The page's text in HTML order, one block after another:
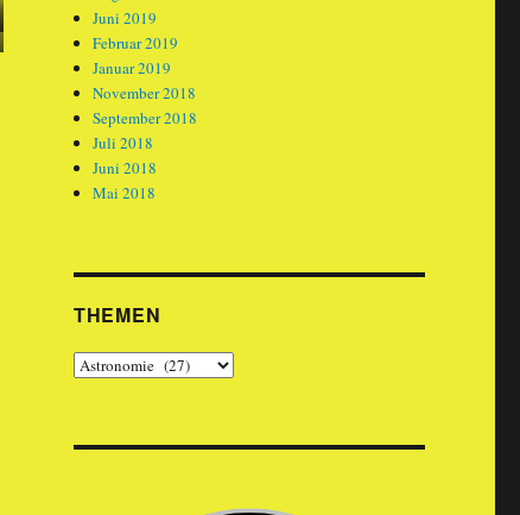
Juni 2019
Februar 2019
Januar 2019
November 2018
September 2018
Juli 2018
Juni 2018
Mai 2018
THEMEN
Themen